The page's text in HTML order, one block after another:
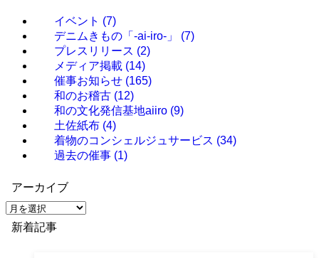
イベント (7)
デニムきもの「-ai-iro-」 (7)
プレスリリース (2)
メディア掲載 (14)
催事お知らせ (165)
和のお稽古 (12)
和の文化発信基地aiiro (9)
土佐紙布 (4)
着物のコンシェルジュサービス (34)
過去の催事 (1)
アーカイブ
ア
ー
新着記事